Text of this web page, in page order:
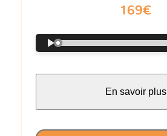
169€
En savoir plus